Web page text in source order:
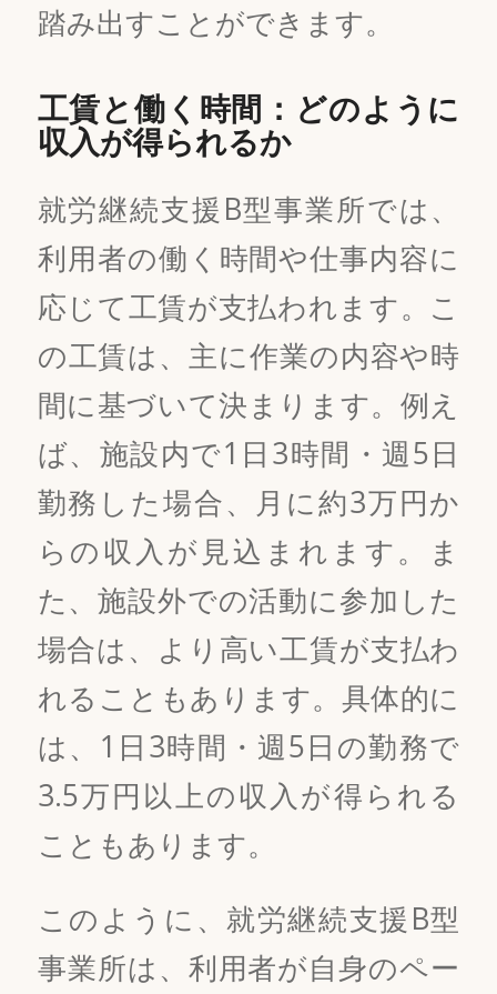
踏み出すことができます。
工賃と働く時間：どのように
収入が得られるか
就労継続支援B型事業所では、
利用者の働く時間や仕事内容に
応じて工賃が支払われます。こ
の工賃は、主に作業の内容や時
間に基づいて決まります。例え
ば、施設内で1日3時間・週5日
勤務した場合、月に約3万円か
らの収入が見込まれます。ま
た、施設外での活動に参加した
場合は、より高い工賃が支払わ
れることもあります。具体的に
は、1日3時間・週5日の勤務で
3.5万円以上の収入が得られる
こともあります。
このように、就労継続支援B型
事業所は、利用者が自身のペー